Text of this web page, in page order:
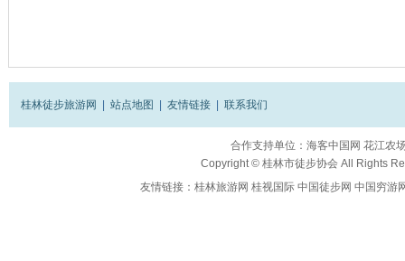
桂林徒步旅游网 站点地图 友情链接 联系我们
合作支持单位： 海客中国网 花江农
Copyright © 桂林市徒步协会All Rights
友情链接： 桂林旅游网 桂视国际 中国徒步网 中国穷游